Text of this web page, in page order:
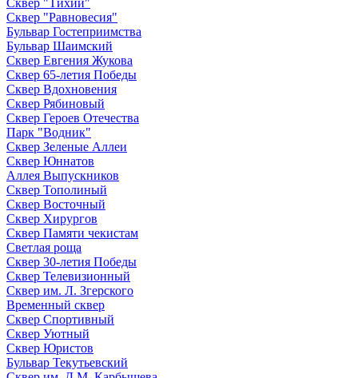
Сквер "Тихий"
Cквер "Равновесия"
Бульвар Гостеприимства
Бульвар Шаимский
Сквер Евгения Жукова
Сквер 65-летия Победы
Сквер Вдохновения
Сквер Рябиновый
Сквер Героев Отечества
Парк "Водник"
Сквер Зеленые Аллеи
Сквер Юннатов
Аллея Выпускников
Сквер Тополиный
Сквер Восточный
Сквер Хирургов
Сквер Памяти чекистам
Светлая роща
Сквер 30-летия Победы
Сквер Телевизионный
Сквер им. Л. Згерского
Временный сквер
Сквер Спортивный
Сквер Уютный
Сквер Юристов
Бульвар Текутьевский